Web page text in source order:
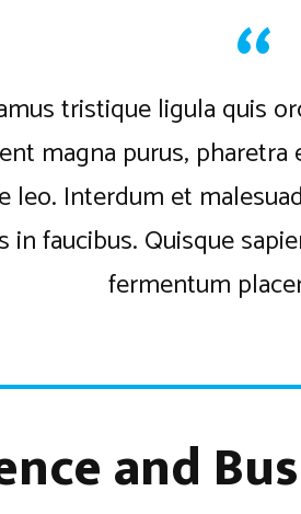
tristique ligula quis
magna purus,
leo. Interdum et
in faucibus. Quisque
fermentum
and